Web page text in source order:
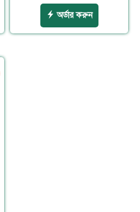
অর্ডার করুন